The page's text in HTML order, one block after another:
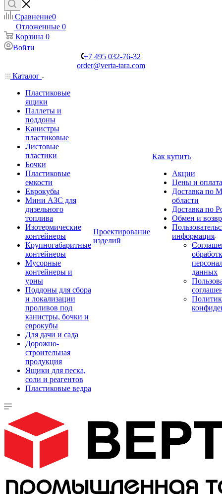
Сравнение0
Отложенные 0
Корзина 0
Войти
+7 495 032-76-32
order@verta-tara.com
Каталог
Пластиковые
ящики
Паллеты и
поддоны
Канистры
пластиковые
Листовые
пластики
Бочки
Пластиковые
емкости
Еврокубы
Мини АЗС для
дизельного
топлива
Изотермические
контейнеры
Крупногабаритные
контейнеры
Мусорные
контейнеры и
урны
Поддоны для сбора
и локализации
проливов под
канистры, бочки и
еврокубы
Для дачи и сада
Дорожно-
строительная
продукция
Ящики для песка,
соли и реагентов
Пластиковые ведра
Проектирование
изделий
Как купить
Акции
Цены и оплата
Доставка по
области
Доставка по
Обмен и
информация
данных